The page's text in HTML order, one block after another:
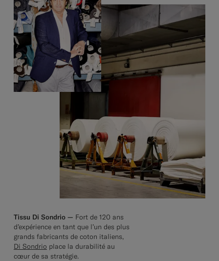
Tissu Di Sondrio — Fort de 120 ans
d’expérience en tant que l’un des plus
grands fabricants de coton italiens,
Di Sondrio place la durabilité au
cœur de sa stratégie.